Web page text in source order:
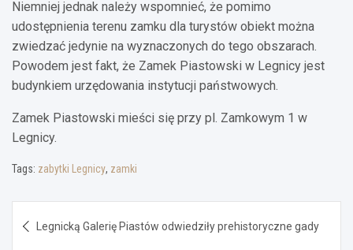
Niemniej jednak należy wspomnieć, że pomimo
udostępnienia terenu zamku dla turystów obiekt można
zwiedzać jedynie na wyznaczonych do tego obszarach.
Powodem jest fakt, że Zamek Piastowski w Legnicy jest
budynkiem urzędowania instytucji państwowych.
Zamek Piastowski mieści się przy pl. Zamkowym 1 w
Legnicy.
Tags: zabytki Legnicy, zamki
wpisuLegnicką Galerię Piastów odwiedziły prehistoryczne gady